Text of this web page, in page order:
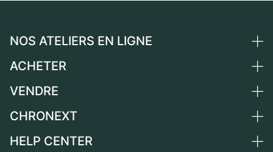
NOS ATELIERS EN LIGNE
Allemagne
Suisse
France
ACHETER
Toutes les montres de luxe
Independent Brands
VENDRE
Vendre une montre
CHRONEXT
Qui sommes-nous ?
HELP CENTER